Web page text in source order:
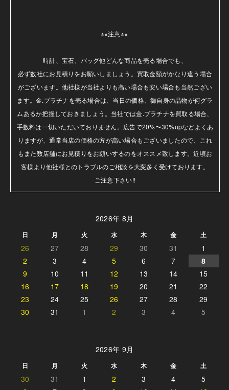
※※注意※※
時計、宝石、バッグ他どんな商品を売る場合でも、
必ず数社にお見積りをお願いしましょう。買取金額がかなり違う場合
がございます。他社様が当社よりも高い場合も安い場合も当然ござい
ます。金.プラチナを売る場合は、当日の価格、御自身の品物が何グラ
ムあるか把握しておきましょう。当社では金.プラチナを買取る場合、
手数料は一切いただいておりません。広告で20%〜30%upなどよくあ
りますが、通常当店の価格の方が高い場合もございましたので、これ
もまた数店舗にお見積りをお願いするのをオススメ致します。近頃お
客様より他社様とのトラブルのご相談を大変多く受けております。
ご注意下さい!!
2026年 8月
日 月 火 水 木 金 土
26 27 28 29 30 31
1
2
3 4 5 6 7
8
9
10 11 12 13 14
15
16
17 18 19 20 21
22
23
24 25 26 27 28
29
30
31 1 2 3 4 5
2026年 9月
日 月 火 水 木 金 土
30 31 1 2 3 4
5